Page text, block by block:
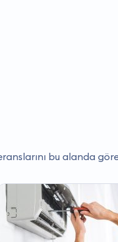
bu alanda